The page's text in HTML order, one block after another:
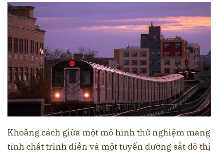
Khoảng cách giữa một mô hình thử nghiệm mang
tính chất trình diễn và một tuyến đường sắt đô thị